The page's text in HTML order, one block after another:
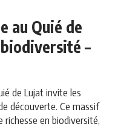
au Quié de
–
de Lujat invite les
découverte. Ce massif
richesse en biodiversité,